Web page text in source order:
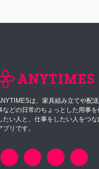
は、家具組み立てや配
などの日常のちょっとした用事を
たい人と、仕事をしたい人をつな
プリです。